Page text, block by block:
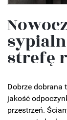
strefę
Dobrze dobrana
jakość
przestrzeń.